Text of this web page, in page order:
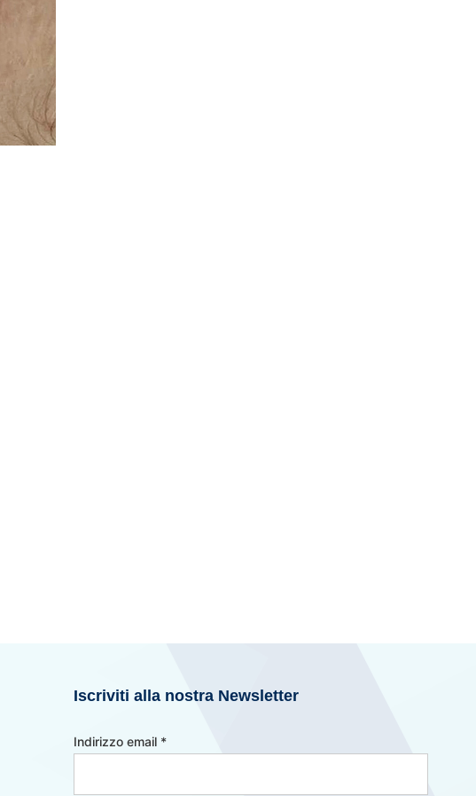
Iscriviti alla nostra Newsletter
Indirizzo email *